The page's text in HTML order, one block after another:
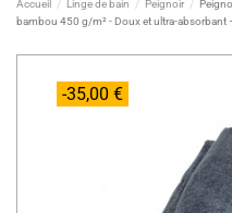
Accueil Linge de bain Peignoir
bambou 450 g/m² - Doux et ultra-
-35,00 €